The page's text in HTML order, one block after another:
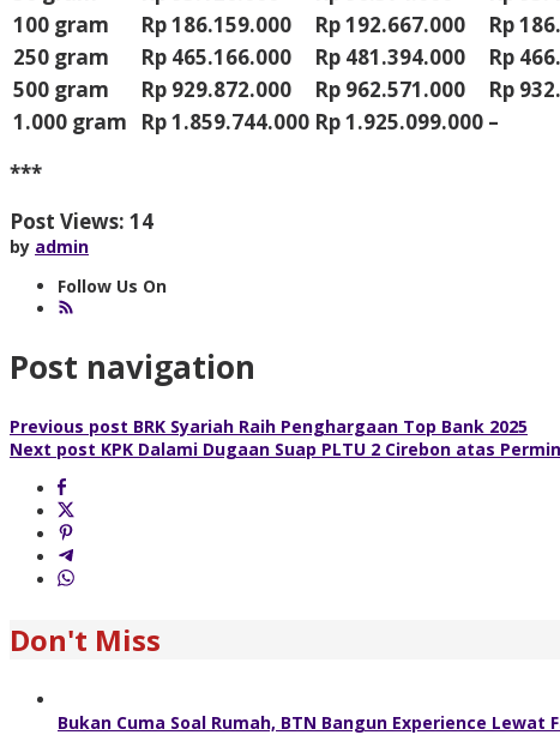
100 gram
Rp 186.159.000 Rp 192.667.000
Rp
250 gram
Rp 465.166.000 Rp 481.394.000
Rp
500 gram
Rp 929.872.000 Rp 962.571.000
Rp
1.000 gram
Rp 1.859.744.000 Rp 1.925.099.000 –
***
Post Views: 14
by admin
Follow Us On
Post navigation
Previous post BRK Syariah Raih Penghargaan Top Bank 2025
Next post KPK Dalami Dugaan Suap PLTU 2 Cirebon atas
Don't Miss
Bukan Cuma Soal Rumah, BTN Bangun Experience Lewat